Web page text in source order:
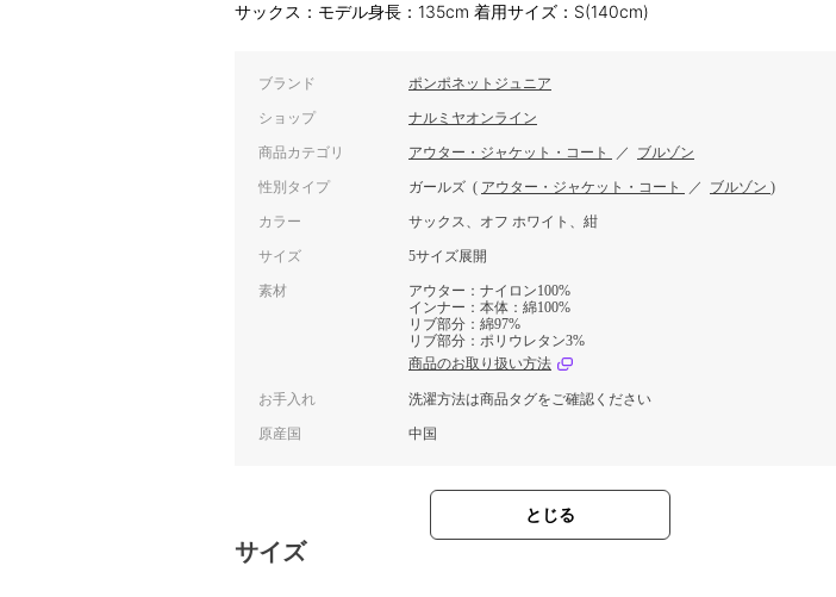
サックス：モデル身長：135cm 着用サイズ：S(140cm)
ブランド ポンポネットジュニア
ショップ ナルミヤオンライン
商品カテゴリ アウター・ジャケット・コート ／ ブルゾン
性別タイプ ガールズ ( アウター・ジャケット・コート ／ ブルゾン )
カラー サックス、オフ ホワイト、紺
サイズ 5サイズ展開
素材
アウター：ナイロン100%
インナー：本体：綿100%
リブ部分：綿97%
リブ部分：ポリウレタン3%
商品のお取り扱い方法
お手入れ 洗濯方法は商品タグをご確認ください
原産国 中国
とじる
サイズ